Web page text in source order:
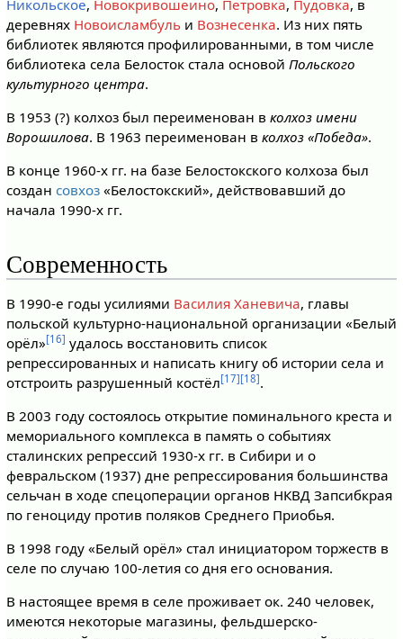
Никольское, Новокривошеино, Петровка, Пудовка, в
деревнях Новоисламбульи Вознесенка. Из них пять
библиотек являются профилированными, в том числе
библиотека села Белосток стала основой Польского
культурного центра.
В 1953 (?) колхоз был переименован в колхоз имени
Ворошилова. В 1963 переименован в колхоз «Победа».
В конце 1960-х гг. на базе Белостокского колхоза был
создан совхоз«Белостокский», действовавший до
начала 1990-х гг.
Современность
В 1990-е годы усилиями Василия Ханевича, главы
польской культурно-национальной организации «Белый
орёл»[16] удалось восстановить список
репрессированных и написать книгу об истории села и
отстроить разрушенный костёл[17][18].
В 2003 году состоялось открытие поминального креста и
мемориального комплекса в память о событиях
сталинских репрессий 1930-х гг. в Сибири и о
февральском (1937) дне репрессирования большинства
сельчан в ходе спецоперации органов НКВД Запсибкрая
по геноциду против поляков Среднего Приобья.
В 1998 году «Белый орёл» стал инициатором торжеств в
селе по случаю 100-летия со дня его основания.
В настоящее время в селе проживает ок. 240 человек,
имеются некоторые магазины, фельдшерско-